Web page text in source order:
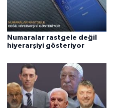
Numaralar rastgele değil
hiyerarşiyi gösteriyor